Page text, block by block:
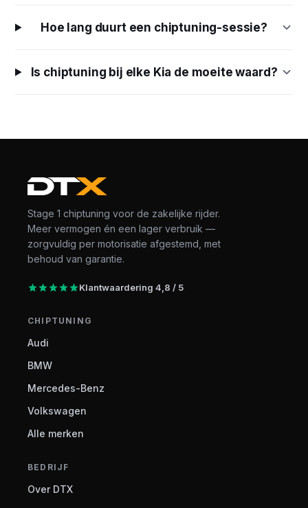
Hoe lang duurt een chiptuning-sessie?
Is chiptuning bij elke Kia de moeite waard?
Stage 1 chiptuning voor de zakelijke rijder.
Meer vermogen én een lager verbruik —
zorgvuldig per motorisatie afgestemd, met
behoud van garantie.
Klantwaardering 4,8 / 5
CHIPTUNING
Audi
BMW
Mercedes-Benz
Volkswagen
Alle merken
BEDRIJF
Over DTX